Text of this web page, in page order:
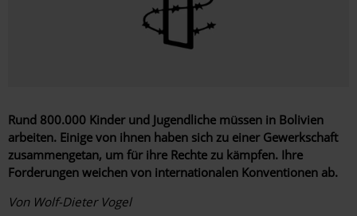
Rund 800.000 Kinder und Jugendliche müssen in Bolivien
arbeiten. Einige von ihnen haben sich zu einer Gewerkschaft
zusammengetan, um für ihre Rechte zu kämpfen. Ihre
Forderungen weichen von internationalen Konventionen ab.
Von Wolf-Dieter Vogel